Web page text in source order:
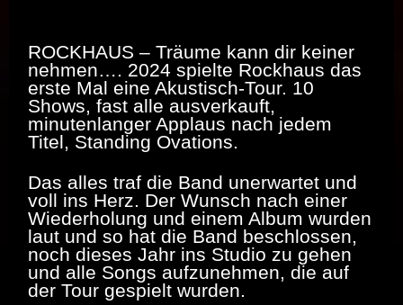
ROCKHAUS – Träume kann dir keiner
nehmen…. 2024 spielte Rockhaus das
erste Mal eine Akustisch-Tour. 10
Shows, fast alle ausverkauft,
minutenlanger Applaus nach jedem
Titel, Standing Ovations.
Das alles traf die Band unerwartet und
voll ins Herz. Der Wunsch nach einer
Wiederholung und einem Album wurden
laut und so hat die Band beschlossen,
noch dieses Jahr ins Studio zu gehen
und alle Songs aufzunehmen, die auf
der Tour gespielt wurden.